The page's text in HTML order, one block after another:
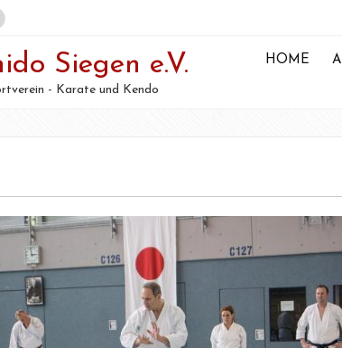
Siegen e.V.
- Karate und Kendo
HOME